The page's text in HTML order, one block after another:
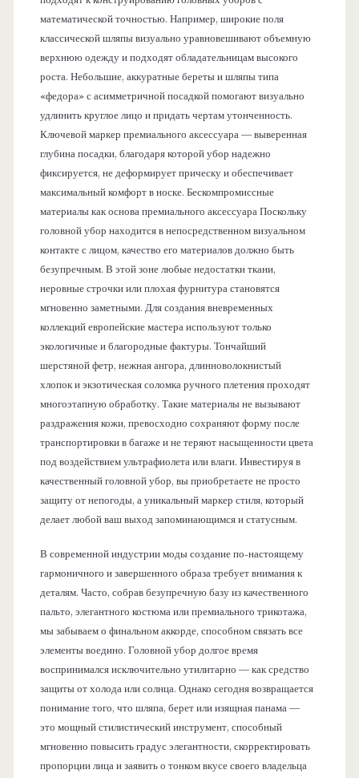
математической точностью. Например, широкие поля
классической шляпы визуально уравновешивают объемную
верхнюю одежду и подходят обладательницам высокого
роста. Небольшие, аккуратные береты и шляпы типа
«федора» с асимметричной посадкой помогают визуально
удлинить круглое лицо и придать чертам утонченность.
Ключевой маркер премиального аксессуара — выверенная
глубина посадки, благодаря которой убор надежно
фиксируется, не деформирует прическу и обеспечивает
максимальный комфорт в носке. Бескомпромиссные
материалы как основа премиального аксессуара Поскольку
головной убор находится в непосредственном визуальном
контакте с лицом, качество его материалов должно быть
безупречным. В этой зоне любые недостатки ткани,
неровные строчки или плохая фурнитура становятся
мгновенно заметными. Для создания вневременных
коллекций европейские мастера используют только
экологичные и благородные фактуры. Тончайший
шерстяной фетр, нежная ангора, длинноволокнистый
хлопок и экзотическая соломка ручного плетения проходят
многоэтапную обработку. Такие материалы не вызывают
раздражения кожи, превосходно сохраняют форму после
транспортировки в багаже и не теряют насыщенности цвета
под воздействием ультрафиолета или влаги. Инвестируя в
качественный головной убор, вы приобретаете не просто
защиту от непогоды, а уникальный маркер стиля, который
делает любой ваш выход запоминающимся и статусным.
В современной индустрии моды создание по-настоящему
гармоничного и завершенного образа требует внимания к
деталям. Часто, собрав безупречную базу из качественного
пальто, элегантного костюма или премиального трикотажа,
мы забываем о финальном аккорде, способном связать все
элементы воедино. Головной убор долгое время
воспринимался исключительно утилитарно — как средство
защиты от холода или солнца. Однако сегодня возвращается
понимание того, что шляпа, берет или изящная панама —
это мощный стилистический инструмент, способный
мгновенно повысить градус элегантности, скорректировать
пропорции лица и заявить о тонком вкусе своего владельца